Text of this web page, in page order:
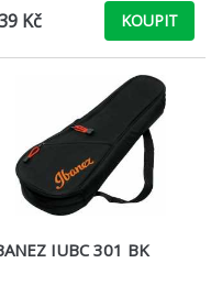
Kč KOUPIT
IUBC 301 BK